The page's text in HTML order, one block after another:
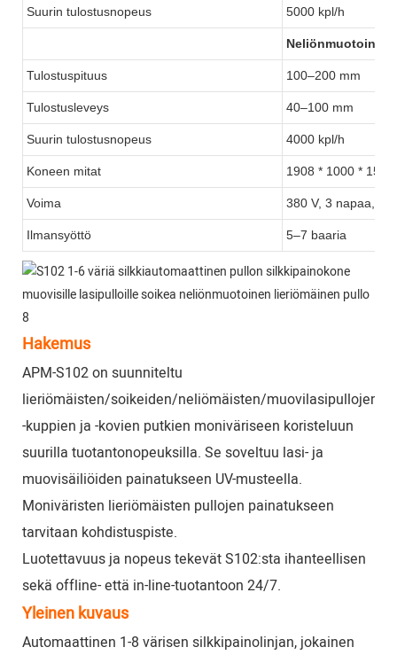
Suurin tulostusnopeus 5000 kpl/h
Neliönmuotoinen
Tulostuspituus 100–200 mm
Tulostusleveys 40–100 mm
Suurin tulostusnopeus 4000 kpl/h
Koneen mitat 1908 * 1000 *
Voima 380 V, 3 napaa,
Ilmansyöttö 5–7 baaria
Hakemus
APM-S102 on suunniteltu
lieriömäisten/soikeiden/neliömäisten/muovilasipullojen,
-kuppien ja -kovien putkien moniväriseen koristeluun
suurilla tuotantonopeuksilla. Se soveltuu lasi- ja
muovisäiliöiden painatukseen UV-musteella.
Moniväristen lieriömäisten pullojen painatukseen
tarvitaan kohdistuspiste.
Luotettavuus ja nopeus tekevät S102:sta ihanteellisen
sekä offline- että in-line-tuotantoon 24/7.
Yleinen kuvaus
Automaattinen 1-8 värisen silkkipainolinjan, jokainen